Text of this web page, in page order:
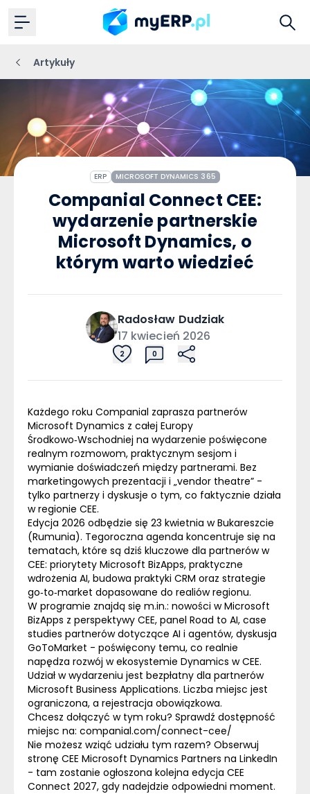
Artykuły
ERP MICROSOFT DYNAMICS 365
Companial Connect CEE:
wydarzenie partnerskie
Microsoft Dynamics, o
którym warto wiedzieć
Radosław Dudziak
17 kwiecień 2026
2 0
Każdego roku Companial zaprasza partnerów
Microsoft Dynamics z całej Europy
Środkowo‑Wschodniej na wydarzenie poświęcone
realnym rozmowom, praktycznym sesjom i
wymianie doświadczeń między partnerami. Bez
marketingowych prezentacji i „vendor theatre” -
tylko partnerzy i dyskusje o tym, co faktycznie działa
w regionie CEE.
Edycja 2026 odbędzie się 23 kwietnia w Bukareszcie
(Rumunia). Tegoroczna agenda koncentruje się na
tematach, które są dziś kluczowe dla partnerów w
CEE: priorytety Microsoft BizApps, praktyczne
wdrożenia AI, budowa praktyki CRM oraz strategie
go‑to‑market dopasowane do realiów regionu.
W programie znajdą się m.in.: nowości w Microsoft
BizApps z perspektywy CEE, panel Road to AI, case
studies partnerów dotyczące AI i agentów, dyskusja
GoToMarket - poświęcony temu, co realnie
napędza rozwój w ekosystemie Dynamics w CEE.
Udział w wydarzeniu jest bezpłatny dla partnerów
Microsoft Business Applications. Liczba miejsc jest
ograniczona, a rejestracja obowiązkowa.
Chcesz dołączyć w tym roku? Sprawdź dostępność
miejsc na: companial.com/connect-cee/
Nie możesz wziąć udziału tym razem? Obserwuj
stronę CEE Microsoft Dynamics Partners na LinkedIn
- tam zostanie ogłoszona kolejna edycja CEE
Connect 2027, gdy nadejdzie odpowiedni moment.